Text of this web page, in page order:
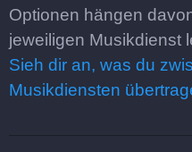
Optionen hängen
jeweiligen Musikdienst
Sieh dir an, was du
Musikdiensten